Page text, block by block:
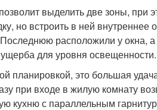
выделить две зоны, при
но встроить в ней внутреннее
расположили у окна, а
ущерба для уровня освещенности.
планировкой, это большая
при входе в жилую комнату
кухню с параллельным